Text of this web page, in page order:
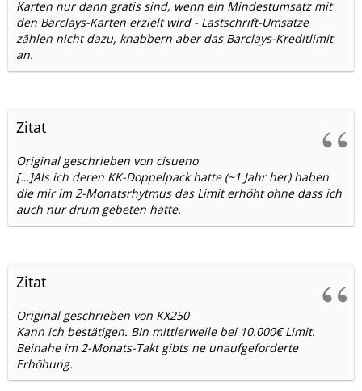
Karten nur dann gratis sind, wenn ein Mindestumsatz mit
den Barclays-Karten erzielt wird - Lastschrift-Umsätze
zählen nicht dazu, knabbern aber das Barclays-Kreditlimit
an.
Zitat
Original geschrieben von cisueno
[…]Als ich deren KK-Doppelpack hatte (~1 Jahr her) haben
die mir im 2-Monatsrhytmus das Limit erhöht ohne dass ich
auch nur drum gebeten hätte.
Zitat
Original geschrieben von KX250
Kann ich bestätigen. BIn mittlerweile bei 10.000€ Limit.
Beinahe im 2-Monats-Takt gibts ne unaufgeforderte
Erhöhung.